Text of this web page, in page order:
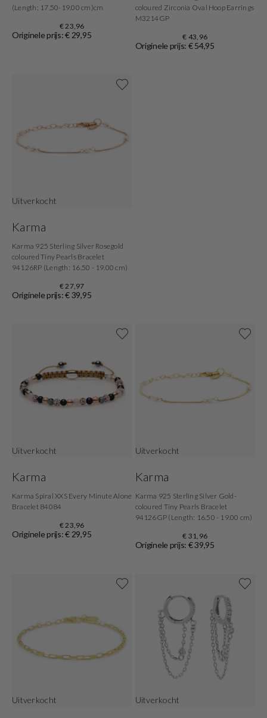
(Length: 17.50-19.00 cm)cm
€ 23,96
Originele prijs: € 29,95
coloured Zirconia Oval Hoop Earrings
M3214GP
€ 43,96
Originele prijs: € 54,95
Uitverkocht
Karma
Karma 925 Sterling Silver Rosegold
coloured Tiny Pearls Bracelet
94126RP (Length: 16.50 - 19.00 cm)
€ 27,97
Originele prijs: € 39,95
Uitverkocht
Karma
Karma Spiral XXS Every Minute Alone
Bracelet 84084
€ 23,96
Originele prijs: € 29,95
Uitverkocht
Karma
Karma 925 Sterling Silver Gold-
coloured Tiny Pearls Bracelet
94126GP (Length: 16.50 - 19.00 cm)
€ 31,96
Originele prijs: € 39,95
Uitverkocht Uitverkocht